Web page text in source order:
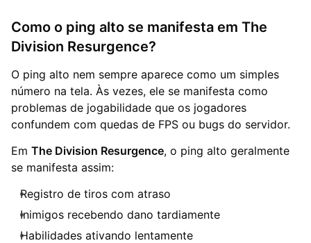
Como o ping alto se manifesta em The
Division Resurgence?
O ping alto nem sempre aparece como um simples
número na tela. Às vezes, ele se manifesta como
problemas de jogabilidade que os jogadores
confundem com quedas de FPS ou bugs do servidor.
Em The Division Resurgence, o ping alto geralmente
se manifesta assim:
Registro de tiros com atraso
Inimigos recebendo dano tardiamente
Habilidades ativando lentamente